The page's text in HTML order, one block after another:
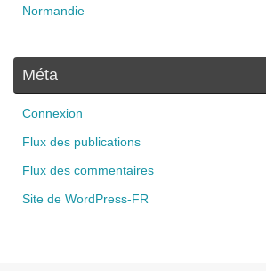
Normandie
Méta
Connexion
Flux des publications
Flux des commentaires
Site de WordPress-FR